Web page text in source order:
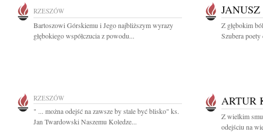
RZESZÓW
Bartoszowi Górskiemu i Jego najbliższym wyrazy
głębokiego współczucia z powodu...
Z głębokim
Szubera poety
RZESZÓW
" ... można odejść na zawsze by stale być blisko" ks.
Jan Twardowski Naszemu Koledze...
ARTUR
Z wielkim
odejściu na